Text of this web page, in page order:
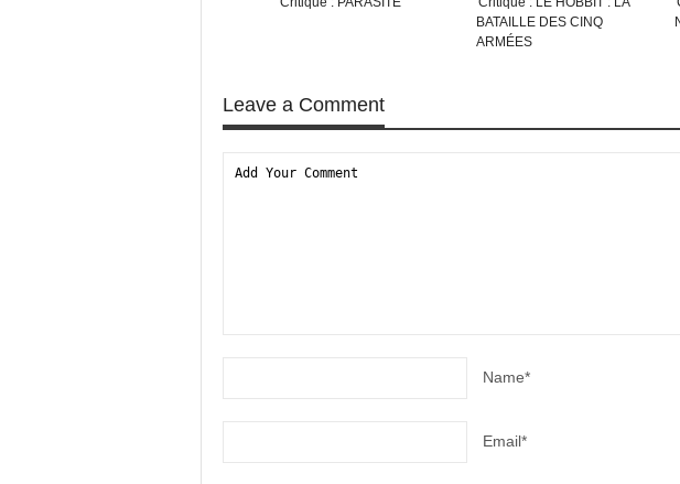
BATAILLE DES CINQ
ARMÉES
Leave a Comment
Name*
Email*